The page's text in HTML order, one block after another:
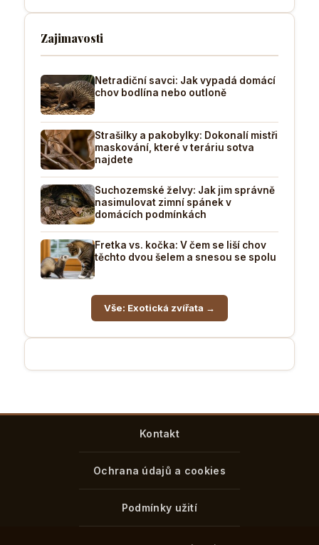
Zajimavosti
Netradiční savci: Jak vypadá domácí
chov bodlína nebo outloně
Strašilky a pakobylky: Dokonalí mistři
maskování, které v teráriu sotva
najdete
Suchozemské želvy: Jak jim správně
nasimulovat zimní spánek v
domácích podmínkách
Fretka vs. kočka: V čem se liší chov
těchto dvou šelem a snesou se spolu
Vše: Exotická zvířata →
Kontakt
Ochrana údajů a cookies
Podmínky užití